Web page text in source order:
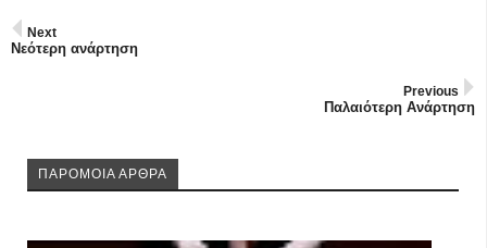
Next
Νεότερη ανάρτηση
Previous
Παλαιότερη Ανάρτηση
ΠΑΡΟΜΟΙΑ ΑΡΘΡΑ